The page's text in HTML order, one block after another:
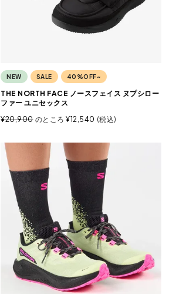
NEW SALE 40%OFF~
THE NORTH FACE ノースフェイス ヌプシロー
ファー ユニセックス
¥20,900 のところ ¥12,540 税込